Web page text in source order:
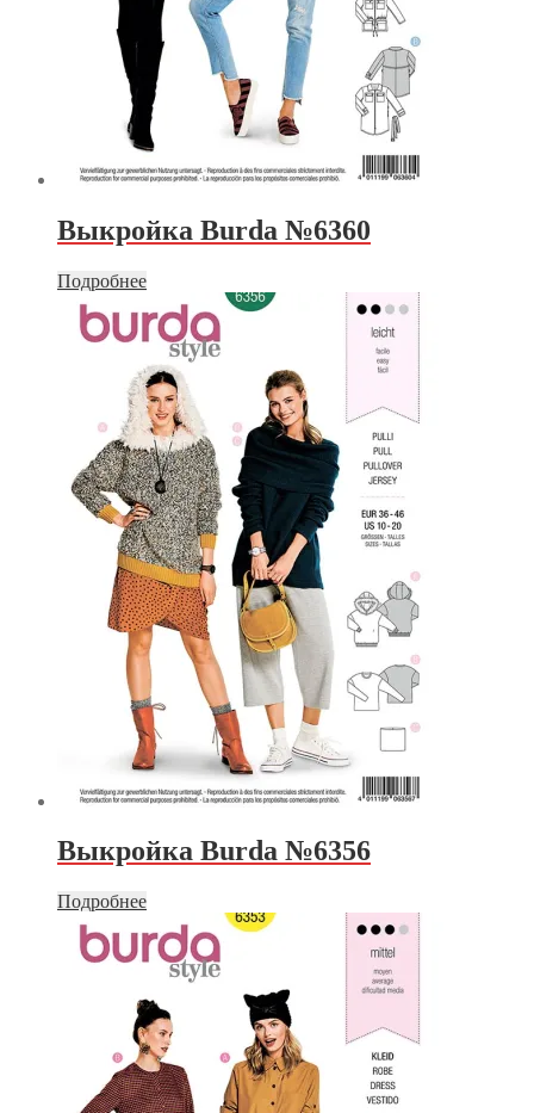
Выкройка Burda №6360
Подробнее
Выкройка Burda №6356
Подробнее